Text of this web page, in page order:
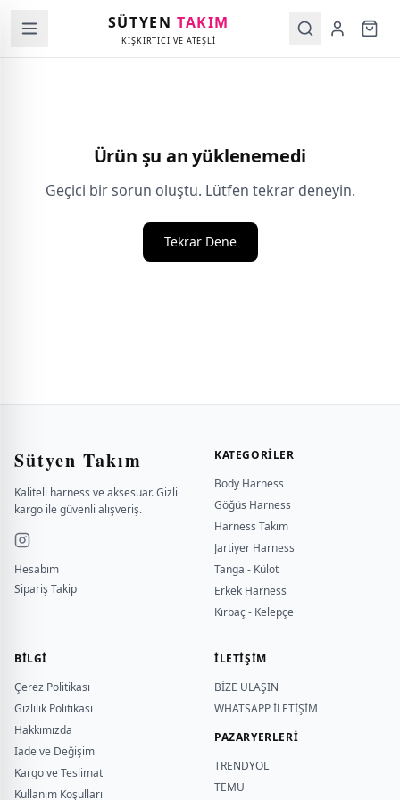
SÜTYENTAKIM
KIŞKIRTICI VE ATEŞLİ
Ürün şu an yüklenemedi
Geçici bir sorun oluştu. Lütfen tekrar deneyin.
Tekrar Dene
Sütyen Takım
Kaliteli harness ve aksesuar. Gizli
kargo ile güvenli alışveriş.
Hesabım
Sipariş Takip
KATEGORILER
Body Harness
Göğüs Harness
Harness Takım
Jartiyer Harness
Tanga - Külot
Erkek Harness
Kırbaç - Kelepçe
BILGI
Çerez Politikası
Gizlilik Politikası
Hakkımızda
İade ve Değişim
Kargo ve Teslimat
Kullanım Koşulları
İLETİŞİM
BİZE ULAŞIN
WHATSAPP İLETİŞİM
PAZARYERLERİ
TRENDYOL
TEMU